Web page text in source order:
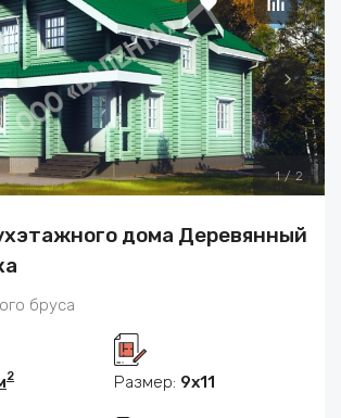
1 / 2
дома Деревянный
бруса
2 Размер: 9x11